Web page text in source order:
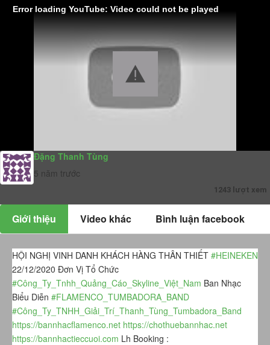
Error loading YouTube: Video could not be played
Đặng Thanh Tùng
5 năm trước
1243 lượt xem
Giới thiệu Video khác Bình luận facebook
HỘI NGHỊ VINH DANH KHÁCH HÀNG THÂN THIẾT #HEINEKEN
22/12/2020 Đơn Vị Tổ Chức
#Công_Ty_Tnhh_Quảng_Cáo_Skyline_Việt_Nam Ban Nhạc
Biểu Diễn #FLAMENCO_TUMBADORA_BAND
#Công_Ty_TNHH_Giải_Trí_Thanh_Tùng_Tumbadora_Band
https://bannhacflamenco.net https://chothuebannhac.net
https://bannhactieccuoi.com Lh Booking :